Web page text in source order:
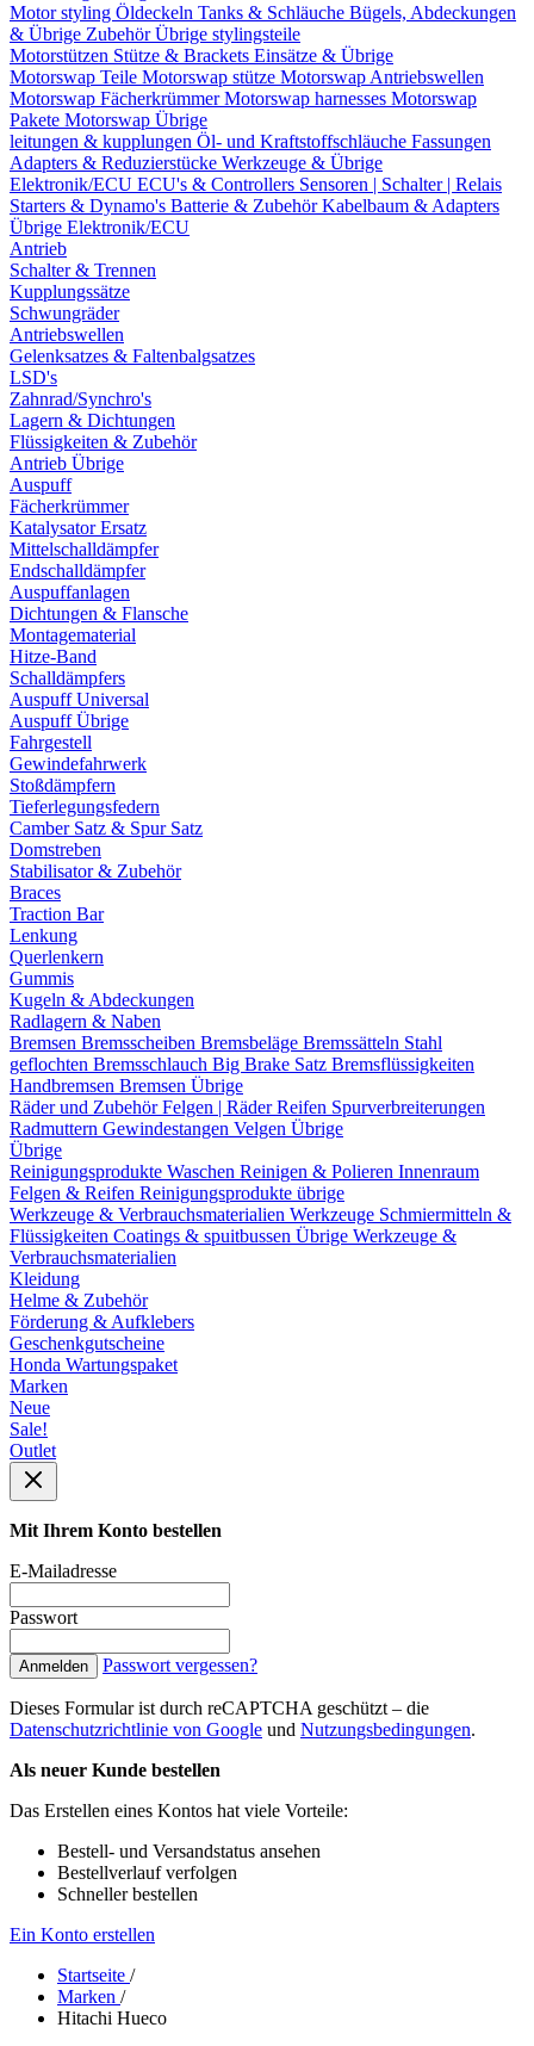
Motor styling Öldeckeln Tanks & Schläuche Bügels, Abdeckungen
& Übrige ZubehörÜbrige stylingsteile
Motorstützen Stütze & Brackets Einsätze & Übrige
Motorswap Teile Motorswap stütze Motorswap Antriebswellen
Motorswap FächerkrümmerMotorswap harnesses Motorswap
Pakete Motorswap Übrige
leitungen & kupplungen Öl- und Kraftstoffschläuche Fassungen
Adapters & Reduzierstücke Werkzeuge & Übrige
Elektronik/ECU ECU's & Controllers Sensoren | Schalter | Relais
Starters & Dynamo's Batterie & ZubehörKabelbaum & Adapters
Übrige Elektronik/ECU
Antrieb
Schalter & Trennen
Kupplungssätze
Schwungräder
Antriebswellen
Gelenksatzes & Faltenbalgsatzes
LSD's
Zahnrad/Synchro's
Lagern & Dichtungen
Flüssigkeiten & Zubehör
Antrieb Übrige
Auspuff
Fächerkrümmer
Katalysator Ersatz
Mittelschalldämpfer
Endschalldämpfer
Auspuffanlagen
Dichtungen & Flansche
Montagematerial
Hitze-Band
Schalldämpfers
Auspuff Universal
Auspuff Übrige
Fahrgestell
Gewindefahrwerk
Stoßdämpfern
Tieferlegungsfedern
Camber Satz & Spur Satz
Domstreben
Stabilisator & Zubehör
Braces
Traction Bar
Lenkung
Querlenkern
Gummis
Kugeln & Abdeckungen
Radlagern & Naben
Bremsen Bremsscheiben Bremsbeläge Bremssätteln Stahl
geflochten Bremsschlauch Big Brake Satz Bremsflüssigkeiten
Handbremsen Bremsen Übrige
Räder und ZubehörFelgen | RäderReifen Spurverbreiterungen
Radmuttern Gewindestangen Velgen Übrige
Übrige
Reinigungsprodukte Waschen Reinigen & Polieren Innenraum
Felgen & Reifen Reinigungsprodukte übrige
Werkzeuge & Verbrauchsmaterialien Werkzeuge Schmiermitteln &
Flüssigkeiten Coatings & spuitbussen Übrige Werkzeuge &
Verbrauchsmaterialien
Kleidung
Helme & Zubehör
Förderung & Aufklebers
Geschenkgutscheine
Honda Wartungspaket
Marken
Neue
Sale!
Outlet
Mit Ihrem Konto bestellen
E-Mailadresse
Passwort
Anmelden Passwort vergessen?
Dieses Formular ist durch reCAPTCHA geschützt – die
Datenschutzrichtlinie von Google und Nutzungsbedingungen.
Als neuer Kunde bestellen
Das Erstellen eines Kontos hat viele Vorteile:
Bestell- und Versandstatus ansehen
Bestellverlauf verfolgen
Schneller bestellen
Ein Konto erstellen
Startseite /
Marken /
Hitachi Hueco